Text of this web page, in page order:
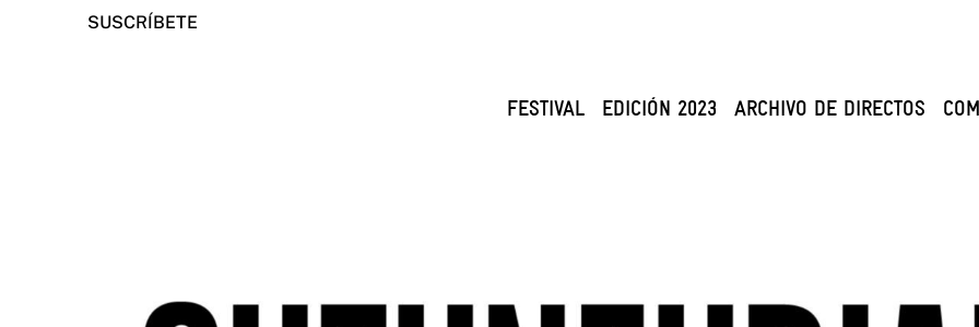
SUSCRÍBETE
FESTIVAL EDICIÓN 2023 ARCHIVO DE DIRECTOS